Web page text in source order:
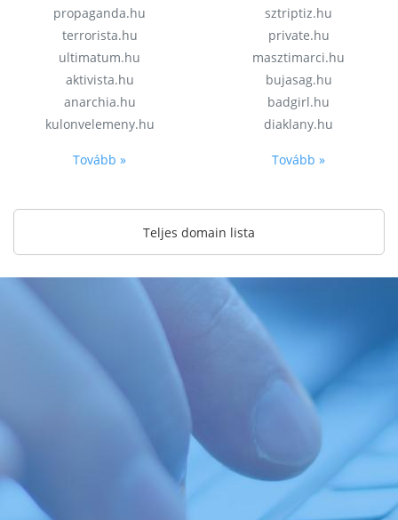
propaganda.hu
terrorista.hu
ultimatum.hu
aktivista.hu
anarchia.hu
kulonvelemeny.hu
Tovább »
sztriptiz.hu
private.hu
masztimarci.hu
bujasag.hu
badgirl.hu
diaklany.hu
Tovább »
Teljes domain lista